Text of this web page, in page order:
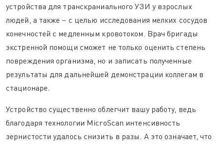
устройства для транскраниального УЗИ у взрослых
людей, а также – с целью исследования мелких сосудов
конечностей с медленным кровотоком. Врач бригады
экстренной помощи сможет не только оценить степень
повреждения организма, но и записать полученные
результаты для дальнейшей демонстрации коллегам в
стационаре.
Устройство существенно облегчит вашу работу, ведь
благодаря технологии MicroScan интенсивность
зернистости удалось снизить в разы. А это означает, что